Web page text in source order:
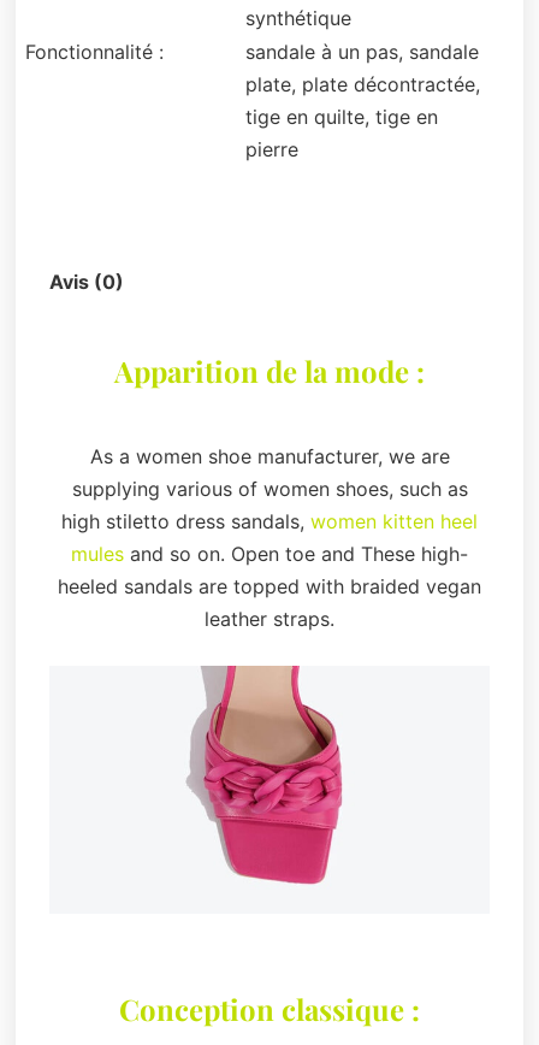
synthétique
Fonctionnalité :
sandale à un pas, sandale
plate, plate décontractée,
tige en quilte, tige en
pierre
Avis (0)
Apparition de la mode :
As a women shoe manufacturer, we are
supplying various of women shoes, such as
high stiletto dress sandals, women kitten heel
mules and so on. Open toe and These high-
heeled sandals are topped with braided vegan
leather straps.
Conception classique :